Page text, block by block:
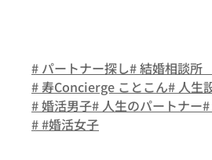
# パートナー探し# 結婚相談
# 寿Concierge ことこん# 人生
# 婚活男子# 人生のパートナー
# #婚活女子